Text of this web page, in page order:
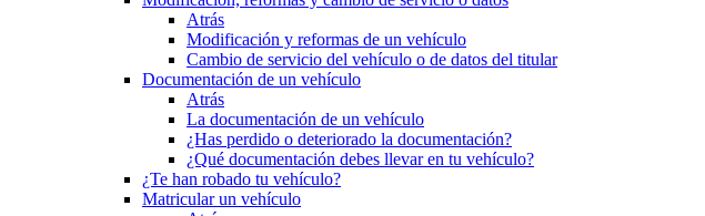
Atrás
Modificación y reformas de un vehículo
Cambio de servicio del vehículo o de datos del titular
Documentación de un vehículo
Atrás
La documentación de un vehículo
¿Has perdido o deteriorado la documentación?
¿Qué documentación debes llevar en tu vehículo?
¿Te han robado tu vehículo?
Matricular un vehículo